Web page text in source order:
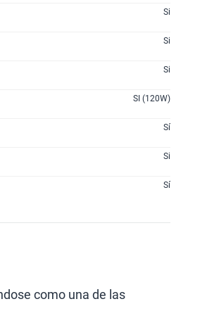
Si
Si
Si
SI (120W)
Sí
Si
Sí
como una de las